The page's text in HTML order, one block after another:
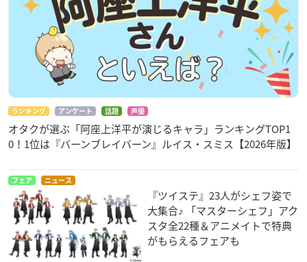
ランキング アンケート 話題 声優
オタクが選ぶ「阿座上洋平が演じるキャラ」ランキングTOP1
0！1位は『バーンブレイバーン』ルイス・スミス【2026年版】
フェア ニュース
『ツイステ』23人がシェフ姿で
大集合♪ 「マスターシェフ」アク
スタ全22種＆アニメイトで特典
がもらえるフェアも